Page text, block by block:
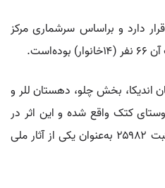
دارد و براساس سرشماری مرکز
اندیکا، بخش چلو، دهستان للر و
روستای کتک واقع شده و این اثر در
تاریخ ۲۶ اسفند ۱۳۸۷ با شمارهٔ ثبت ۲۵۹۸۲ به‌عنوان یکی از آثار ملی